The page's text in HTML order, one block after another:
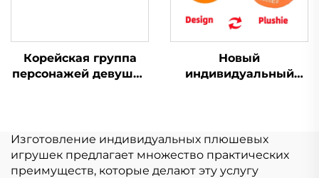
Корейская группа
персонажей девушка
голову с животными
Новый
индивидуальный
брелок для монет
кошелек плюшевый
Изготовление индивидуальных плюшевых
игрушек предлагает множество практических
преимуществ, которые делают эту услугу